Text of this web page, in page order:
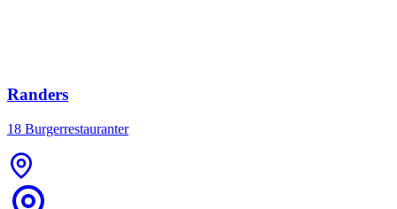
Randers
18 Burgerrestauranter